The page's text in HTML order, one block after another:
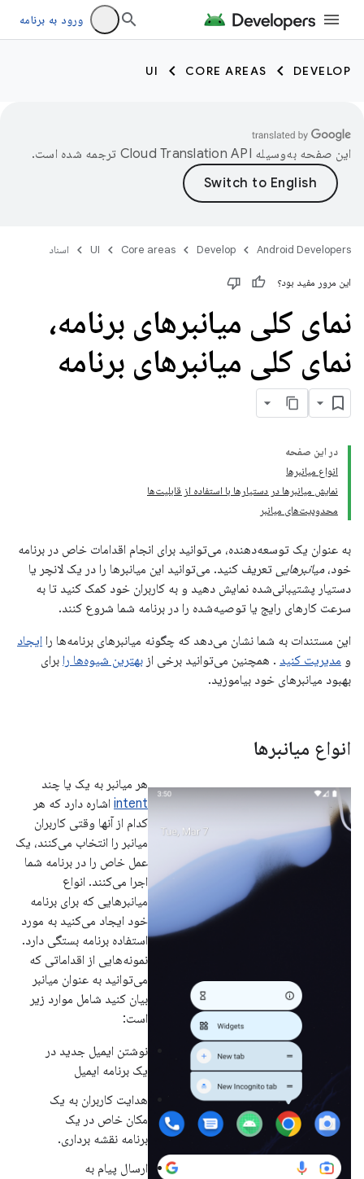
ورود به برنامه
DEVELOP
CORE AREAS
UI
این صفحه به‌وسیله ترجمه شده است.
Android Developers
Develop
Core areas
UI اسناد
این مرور مفید بود؟
نمای کلی میانبرهای برنامه،
نمای کلی میانبرهای برنامه
در این صفحه
انواع میانبرها
نمایش میانبرها در دستیارها با استفاده از قابلیت‌ها
محدودیت‌های میانبر
به عنوان یک توسعه‌دهنده، می‌توانید برای انجام اقدامات خاص در برنامه
خود، میانبرهایی تعریف کنید. می‌توانید این میانبرها را در یک لانچر یا
دستیار پشتیبانی‌شده نمایش دهید و به کاربران خود کمک کنید تا به
سرعت کارهای رایج یا توصیه‌شده را در برنامه شما شروع کنند.
این مستندات به شما نشان می‌دهد که چگونه میانبرهای برنامه‌ها را ایجاد
و مدیریت کنید . همچنین می‌توانید برخی از بهترین شیوه‌ها را برای
بهبود میانبرهای خود بیاموزید.
انواع میانبرها
هر میانبر به یک یا چند
intent اشاره دارد که هر
کدام از آنها وقتی کاربران
میانبر را انتخاب می‌کنند، یک
عمل خاص را در برنامه شما
اجرا می‌کنند. انواع
میانبرهایی که برای برنامه
خود ایجاد می‌کنید به مورد
استفاده برنامه بستگی دارد.
نمونه‌هایی از اقداماتی که
می‌توانید به عنوان میانبر
بیان کنید شامل موارد زیر
است:
نوشتن ایمیل جدید در
یک برنامه ایمیل
هدایت کاربران به یک
مکان خاص در یک
برنامه نقشه برداری.
ارسال پیام به